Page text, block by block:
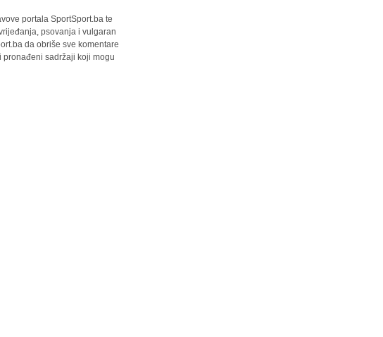
portala SportSport.ba te
psovanja i vulgaran
da obriše sve komentare
pronađeni sadržaji koji mogu